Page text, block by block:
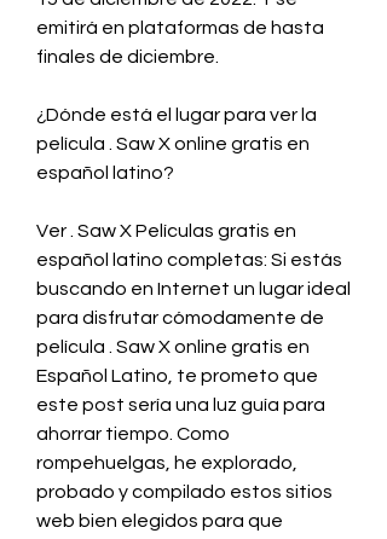
emitirá en plataformas de hasta
finales de diciembre.
¿Dónde está el lugar para ver la
película . Saw X online gratis en
español latino?
Ver . Saw X Películas gratis en
español latino completas: Si estás
buscando en Internet un lugar ideal
para disfrutar cómodamente de
película . Saw X online gratis en
Español Latino, te prometo que
este post sería una luz guía para
ahorrar tiempo. Como
rompehuelgas, he explorado,
probado y compilado estos sitios
web bien elegidos para que